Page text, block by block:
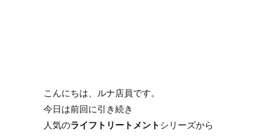
こんにちは、ルナ店員です。
今日は前回に引き続き
人気のライフトリートメント シリーズから